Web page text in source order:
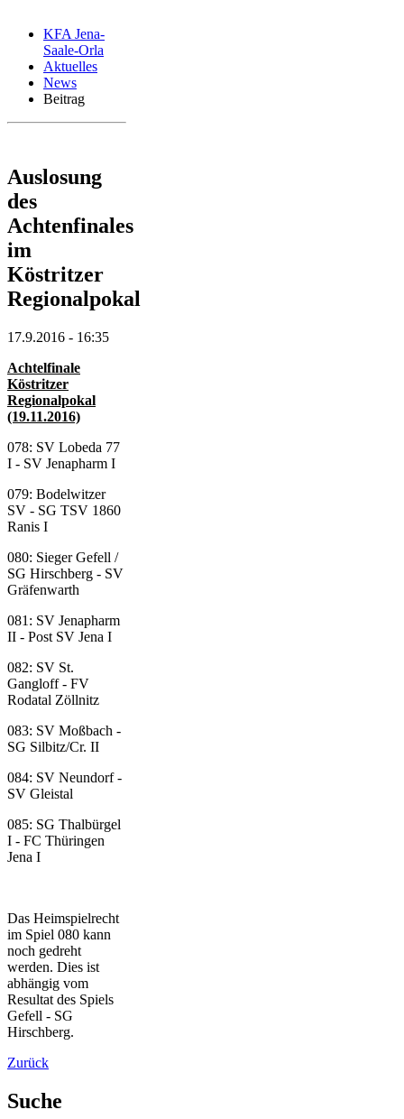
KFA Jena-
Saale-Orla
Aktuelles
News
Beitrag
Auslosung
des
Achtenfinales
im
Köstritzer
Regionalpokal
17.9.2016 - 16:35
Achtelfinale
Köstritzer
Regionalpokal
(19.11.2016)
078: SV Lobeda 77
I - SV Jenapharm I
079: Bodelwitzer
SV - SG TSV 1860
Ranis I
080: Sieger Gefell /
SG Hirschberg - SV
Gräfenwarth
081: SV Jenapharm
II - Post SV Jena I
082: SV St.
Gangloff - FV
Rodatal Zöllnitz
083: SV Moßbach -
SG Silbitz/Cr. II
084: SV Neundorf -
SV Gleistal
085: SG Thalbürgel
I - FC Thüringen
Jena I
Das Heimspielrecht
im Spiel 080 kann
noch gedreht
werden. Dies ist
abhängig vom
Resultat des Spiels
Gefell - SG
Hirschberg.
Zurück
Suche